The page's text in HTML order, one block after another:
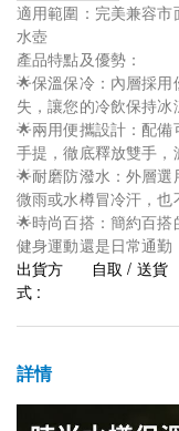
適用範圍：完美兼容
水壺
產品特點及優勢：
🌟保溫保冷：內層採
失，讓您的冷飲保持
🌟兩用便攜設計：配
手提，徹底釋放雙手，
🌟耐磨防潑水：外層
微雨或水樽冒冷汗，也
🌟時尚百搭：簡約百搭
健身運動還是日常通勤
出貨方
式 :
自取 / 送貨
詳情